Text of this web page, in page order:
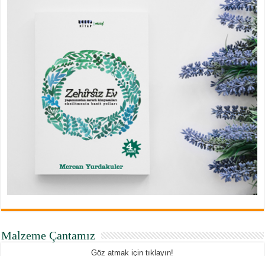
Malzeme Çantamız
Göz atmak için tıklayın!